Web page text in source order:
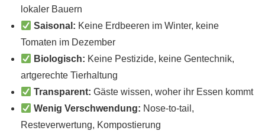
lokaler Bauern
Saisonal: Keine Erdbeeren im Winter, keine
Tomaten im Dezember
Biologisch: Keine Pestizide, keine Gentechnik,
artgerechte Tierhaltung
Transparent: Gäste wissen, woher ihr Essen kommt
Wenig Verschwendung: Nose-to-tail,
Resteverwertung, Kompostierung